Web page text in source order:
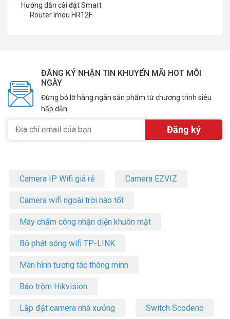
Hướng dẫn cài đặt Smart
Router Imou HR12F
ĐĂNG KÝ NHẬN TIN KHUYẾN MÃI HOT MỖI
NGÀY
Đừng bỏ lỡ hàng ngàn sản phẩm từ chương trình siêu
hấp dẫn
Camera IP Wifi giá rẻ Camera EZVIZ
Camera wifi ngoài trời nào tốt
Máy chấm công nhận diện khuôn mặt
Bộ phát sóng wifi TP-LINK
Màn hình tương tác thông minh
Báo trộm Hikvision
Lắp đặt camera nhà xưởng Switch Scodeno